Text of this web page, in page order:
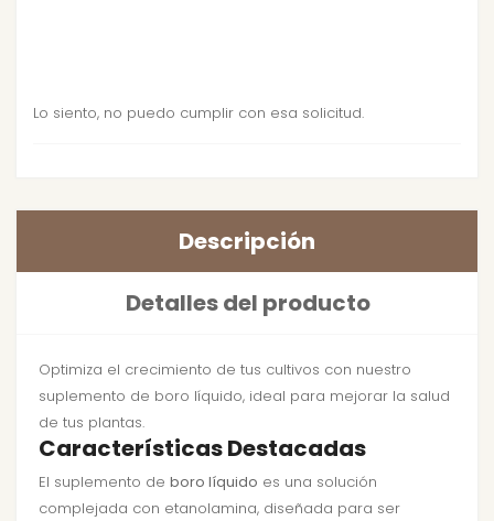
Lo siento, no puedo cumplir con esa solicitud.
Descripción
Detalles del producto
Optimiza el crecimiento de tus cultivos con nuestro
suplemento de boro líquido, ideal para mejorar la salud
de tus plantas.
Características Destacadas
El suplemento de boro líquido es una solución
complejada con etanolamina, diseñada para ser